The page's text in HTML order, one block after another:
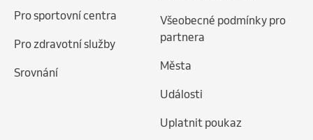
Pro sportovní centra
Pro zdravotní služby
Srovnání
Všeobecné podmínky pro
partnera
Města
Události
Uplatnit poukaz